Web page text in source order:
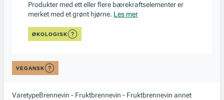
Produkter med ett eller flere bærekraftselementer er
merket med et grønt hjørne. Les mer
ØKOLOGISK
VEGANSK
VaretypeBrennevin - Fruktbrennevin - Fruktbrennevin annet